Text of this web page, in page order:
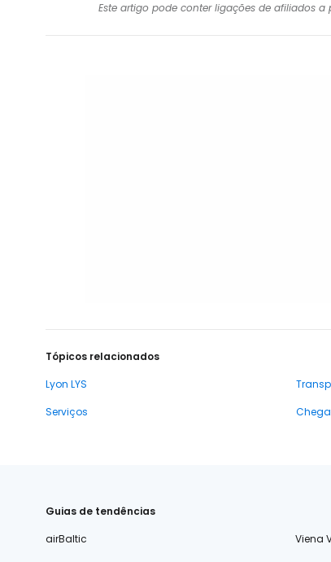
Este artigo pode conter ligações de afiliados
Tópicos relacionados
Lyon LYS
Serviços
Guias de tendências
airBaltic
Viena